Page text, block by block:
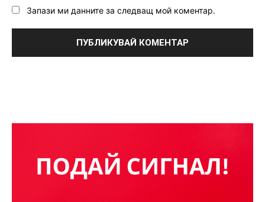
Запази ми данните за следващ мой коментар.